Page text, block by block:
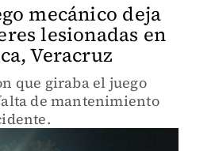
mecánico deja
lesionadas en
Veracruz
que giraba el juego
de mantenimiento